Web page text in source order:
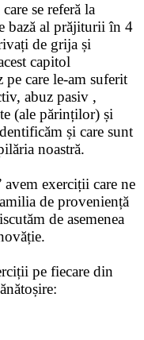
se referă la
bază al prăjiturii în 4
de grija și
capitol
care le-am suferit
abuz pasiv ,
(ale părinților) și
și care sunt
noastră.
avem exerciții care ne
de proveniență
de asemenea
pe fiecare din